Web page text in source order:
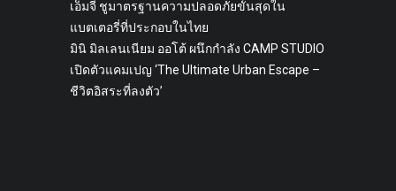
เอ็มจี ชูมาตรฐานความปลอดภัยขั้นสุดใน
แบตเตอรี่ที่ประกอบในไทย
มินิ มิลเลนเนียม ออโต้ ผนึกกำลัง CAMP STUDIO
เปิดตัวแคมเปญ ‘The Ultimate Urban Escape –
ชีวิตอิสระที่ลงตัว’